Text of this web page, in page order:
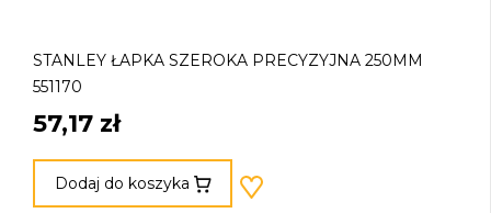
STANLEY ŁAPKA SZEROKA PRECYZYJNA 250MM
551170
57,17 zł
Dodaj do koszyka